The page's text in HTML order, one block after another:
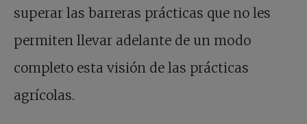
superar las barreras prácticas que no les
permiten llevar adelante de un modo
completo esta visión de las prácticas
agrícolas.